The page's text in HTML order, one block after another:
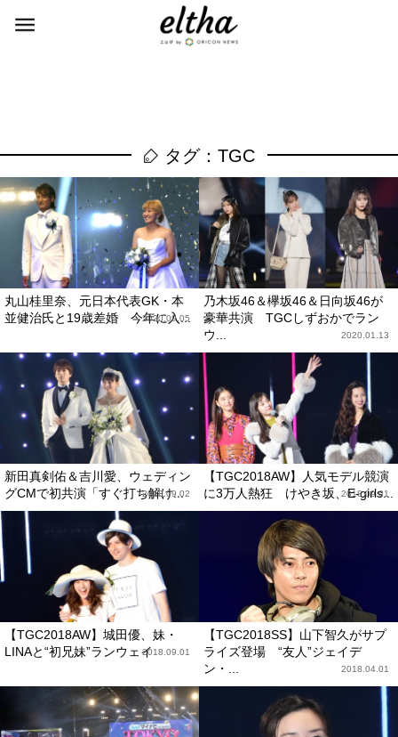
タグ：TGC
丸山桂里奈、元日本代表GK・本
並健治氏と19歳差婚 今年に入...
2020.09.05
乃木坂46＆欅坂46＆日向坂46が
豪華共演 TGCしずおかでラン
ウ...
2020.01.13
新田真剣佑＆吉川愛、ウェディン
グCMで初共演「すぐ打ち解け...
2018.09.02
【TGC2018AW】人気モデル競演
に3万人熱狂 けやき坂、E-girls...
2018.09.01
【TGC2018AW】城田優、妹・
LINAと“初兄妹”ランウェイ2018.09.01
【TGC2018SS】山下智久がサプ
ライズ登場 “友人”ジェイデ
ン・...
2018.04.01